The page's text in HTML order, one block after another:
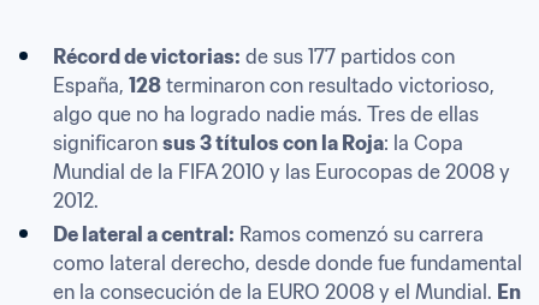
Récord de victorias: de sus 177 partidos con
España, 128 terminaron con resultado victorioso,
algo que no ha logrado nadie más. Tres de ellas
significaron sus 3 títulos con la Roja: la Copa
Mundial de la FIFA 2010 y las Eurocopas de 2008 y
2012.
De lateral a central: Ramos comenzó su carrera
como lateral derecho, desde donde fue fundamental
en la consecución de la EURO 2008 y el Mundial. En